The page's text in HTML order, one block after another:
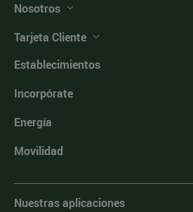
Nosotros
Tarjeta Cliente
Establecimientos
Incorpórate
Energía
Movilidad
Nuestras aplicaciones